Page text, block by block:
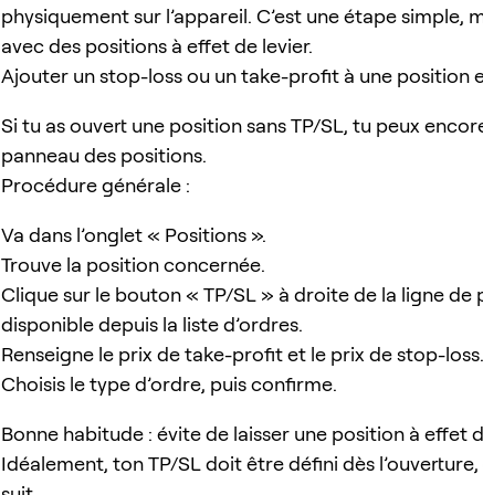
physiquement sur l’appareil. C’est une étape simple,
avec des positions à effet de levier.
Ajouter un stop-loss ou un take-profit à une position
Si tu as ouvert une position sans TP/SL, tu peux
panneau des positions.
Procédure générale :
Va dans l’onglet « Positions ».
Trouve la position concernée.
Clique sur le bouton « TP/SL » à droite de la ligne de
disponible depuis la liste d’ordres.
Renseigne le prix de take-profit et le prix de stop-loss.
Choisis le type d’ordre, puis confirme.
Bonne habitude : évite de laisser une position à effet
Idéalement, ton TP/SL doit être défini dès